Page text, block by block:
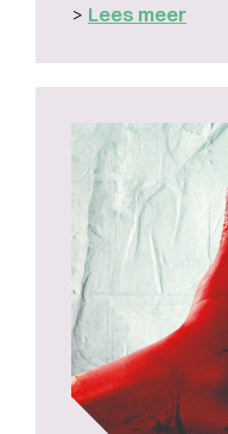
> Lees meer